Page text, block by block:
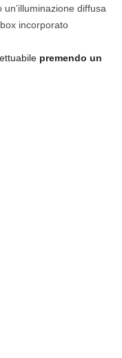
diffusa
incorporato
premendo un